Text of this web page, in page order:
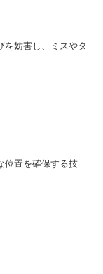
を妨害し、ミスやタ
位置を確保する技